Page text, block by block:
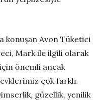
konuşan Avon Tüketici
Mark ile ilgili olarak
önemli ancak
çok farklı.
güzellik, yenilik